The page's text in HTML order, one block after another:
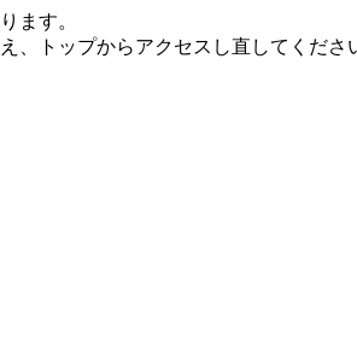
ます。
、トップからアクセスし直してくださ